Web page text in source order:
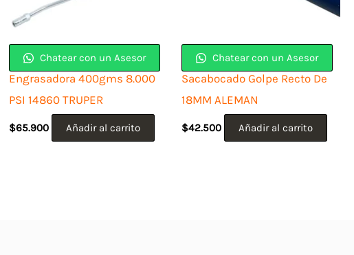
Chatear con un Asesor
Engrasadora 400gms 8.000
PSI 14860 TRUPER
$65.900 Añadir al carrito
Chatear con un Asesor
Sacabocado Golpe Recto De
18MM ALEMAN
$42.500 Añadir al carrito